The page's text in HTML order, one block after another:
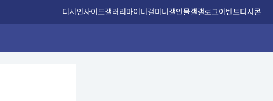
디시인사이드갤러리마이너갤미니갤인물갤갤로그이벤트디시콘